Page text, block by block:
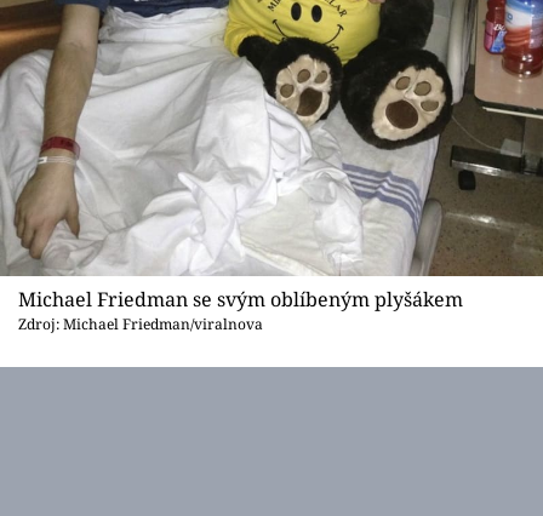
Michael Friedman se svým oblíbeným plyšákem
Zdroj: Michael Friedman/viralnova